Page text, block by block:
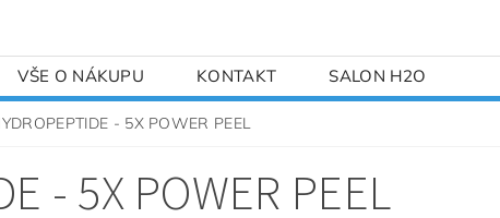
VŠE O NÁKUPU KONTAKT SALON H2O
- 5X POWER PEEL
- 5X POWER PEEL